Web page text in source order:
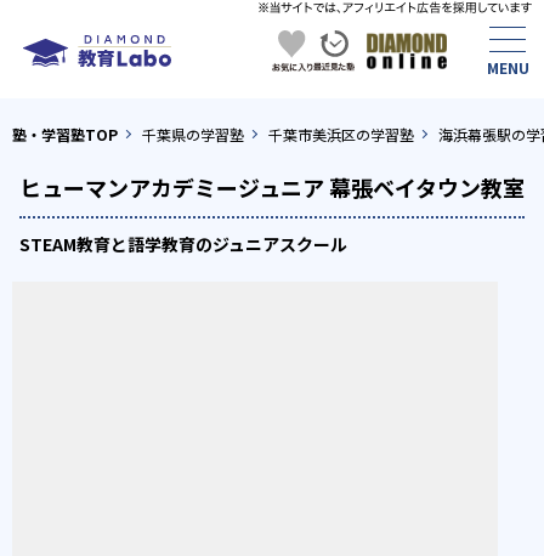
塾・学習塾TOP 千葉県の学習塾 千葉市美浜区の学習塾 海浜幕張駅の学
ヒューマンアカデミージュニア 幕張ベイタウン教室
STEAM教育と語学教育のジュニアスクール